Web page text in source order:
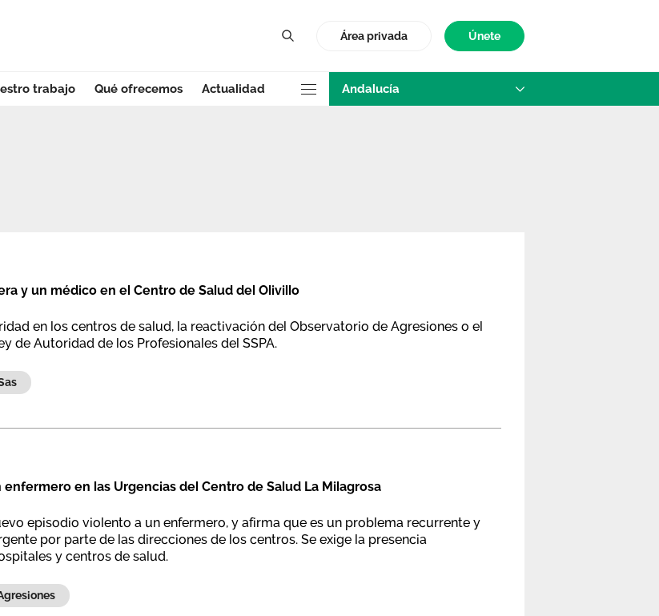
Área privada
Únete
trabajo Qué ofrecemos Actualidad Andalucía
y un médico en el Centro de Salud del Olivillo
en los centros de salud, la reactivación del Observatorio de Agresiones o el
de Autoridad de los Profesionales del SSPA.
#sas
en las Urgencias del Centro de Salud La Milagrosa
episodio violento a un enfermero, y afirma que es un problema recurrente y
por parte de las direcciones de los centros. Se exige la presencia
y centros de salud.
#agresiones